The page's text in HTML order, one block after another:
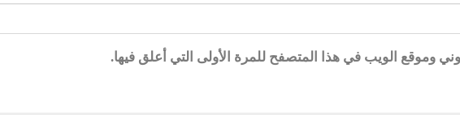
وموقع الويب في هذا المتصفح للمرة الأولى التي أعلق فيها.